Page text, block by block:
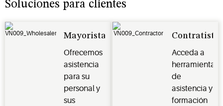
Soluciones para clientes
Mayoristas
Ofrecemos
asistencia
para su
personal y
sus
Contratista
Acceda a
herramientas
de
asistencia y
formación